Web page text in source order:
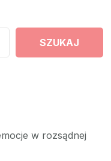
SZUKAJ
w rozsądnej